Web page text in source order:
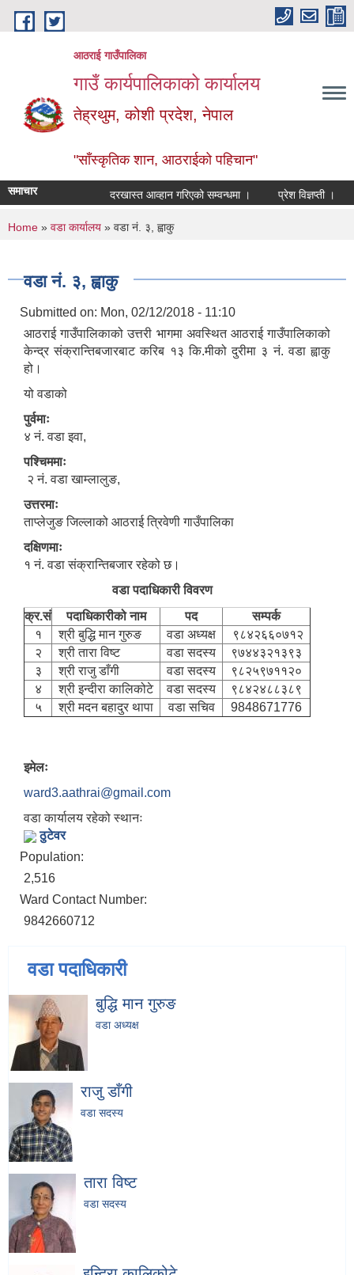
Skip to main content
आठराई गाउँपालिका
गाउँ कार्यपालिकाको कार्यालय
तेह्रथुम, कोशी प्रदेश, नेपाल
"साँस्कृतिक शान, आठराईको पहिचान"
समाचार दरखास्त आव्हान गरिएको सम्वन्धमा । प्रेश विज्ञप्ती ।
You are here
Home » वडा कार्यालय » वडा नं. ३, ह्वाकु
वडा नं. ३, ह्वाकु
Submitted on: Mon, 02/12/2018 - 11:10
आठराई गाउँपालिकाको उत्तरी भागमा अवस्थित आठराई गाउँपालिकाको
केन्द्र संक्रान्तिबजारबाट करिब १३ कि.मीको दुरीमा ३ नं. वडा ह्वाकु
हो।
यो वडाको
पुर्वमाः
४ नं. वडा इवा,
पश्चिममाः
२ नं. वडा खाम्लालुङ,
उत्तरमाः
ताप्लेजुङ जिल्लाको आठराई त्रिवेणी गाउँपालिका
दक्षिणमाः
१ नं. वडा संक्रान्तिबजार रहेको छ।
वडा पदाधिकारी विवरण
क्र.सं
पदाधिकारीको नाम पद
सम्पर्क
१
श्री बुद्धि मान गुरुङ वडा अध्यक्ष
९८४२६६०७१२
२
श्री तारा विष्ट वडा सदस्य
९७४४३२१३९३
३
श्री राजु डाँगी वडा सदस्य
९८२५९७११२०
४
श्री इन्दीरा कालिकोटे वडा सदस्य
९८४२४८८३८९
५
श्री मदन बहादुर थापा वडा सचिव 9848671776
इमेलः
ward3.aathrai@gmail.com
वडा कार्यालय रहेको स्थानः
ठुटेवर
Population:
2,516
Ward Contact Number:
9842660712
वडा पदाधिकारी
बुद्धि मान गुरुङ
वडा अध्यक्ष
राजु डाँगी
वडा सदस्य
तारा विष्ट
वडा सदस्य